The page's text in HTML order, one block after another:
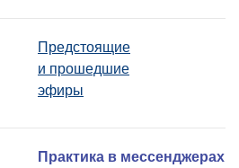
Предстоящие
и прошедшие
эфиры
Практика в мессенджерах